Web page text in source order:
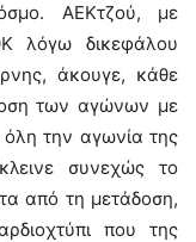
ΑΕΚτζού, με
λόγω δικεφάλου
άκουγε, κάθε
των αγώνων με
την αγωνία της
συνεχώς το
από τη μετάδοση,
που της